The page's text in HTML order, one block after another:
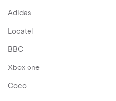
Adidas
Locatel
BBC
Xbox one
Coco